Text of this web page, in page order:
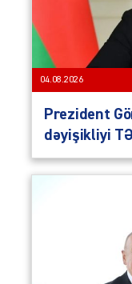
04.08.2026
Prezident
dəyişikliyi